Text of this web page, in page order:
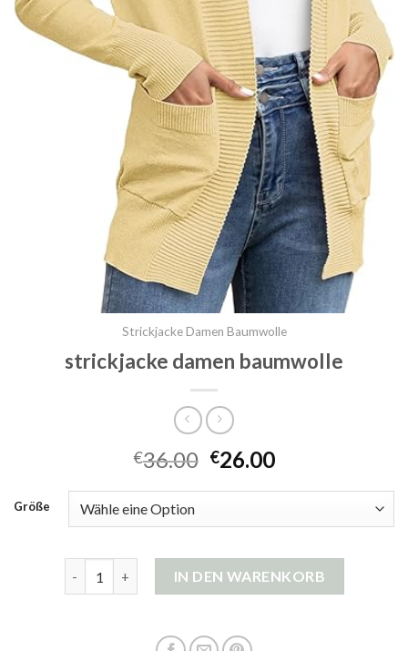
Strickjacke Damen Baumwolle
strickjacke damen baumwolle
€36.00 €26.00
Größe
IN DEN WARENKORB